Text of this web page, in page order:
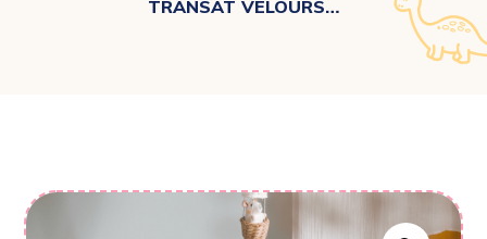
TRANSAT VELOURS…